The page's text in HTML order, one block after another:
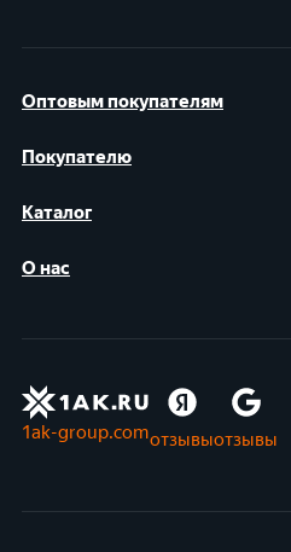
Оптовым покупателям
Покупателю
Каталог
О нас
1ak-group.comотзывыотзывы